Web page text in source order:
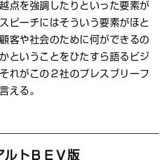
点を強調したりといった要素が
ピーチにはそういう要素がほと
客や社会のために何ができるの
ということをひたすら語るビジ
れがこの２社のプレスブリーフ
える。
ルトＢＥＶ版